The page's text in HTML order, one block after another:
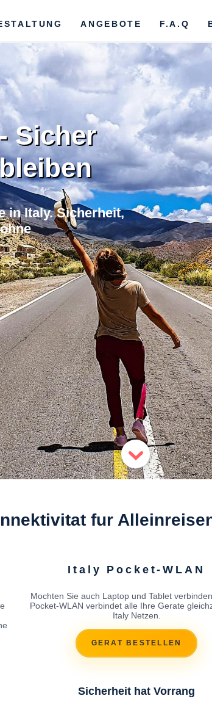
ANGEBOTE F.A.Q
Sicher
in Italy. Sicherheit,
fur
Italy Pocket-WLAN
Mochten Sie auch Laptop und Tablet
Pocket-WLAN verbindet alle Ihre Gerate
Italy Netzen.
GERAT BESTELLEN
Sicherheit hat Vorrang